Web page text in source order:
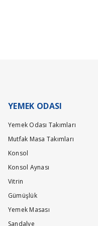
YEMEK ODASI
Yemek Odası Takımları
Mutfak Masa Takımları
Konsol
Konsol Aynası
Vitrin
Gümüşlük
Yemek Masası
Sandalye